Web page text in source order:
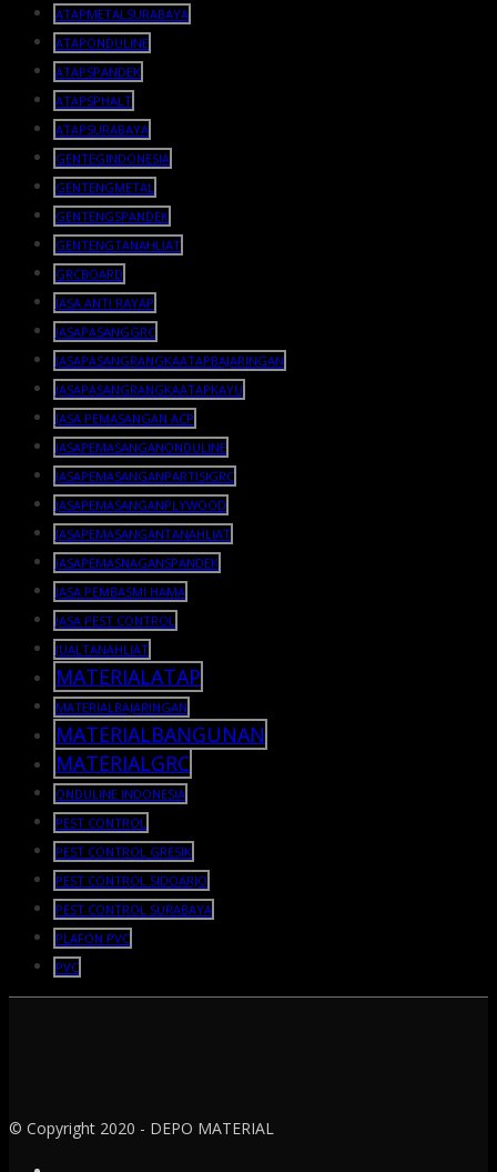
ATAPMETALSURABAYA
ATAPONDULINE
ATAPSPANDEK
ATAPSPHALT
ATAPSURABAYA
GENTEGINDONESIA
GENTENGMETAL
GENTENGSPANDEK
GENTENGTANAHLIAT
GRCBOARD
JASA ANTI RAYAP
JASAPASANGGRC
JASAPASANGRANGKAATAPBAJARINGAN
JASAPASANGRANGKAATAPKAYU
JASA PEMASANGAN ACP
JASAPEMASANGANONDULINE
JASAPEMASANGANPARTISIGRC
JASAPEMASANGANPLYWOOD
JASAPEMASANGANTANAHLIAT
JASAPEMASNAGANSPANDEK
JASA PEMBASMI HAMA
JASA PEST CONTROL
JUALTANAHLIAT
MATERIALATAP
MATERIALBAJARINGAN
MATERIALBANGUNAN
MATERIALGRC
ONDULINE INDONESIA
PEST CONTROL
PEST CONTROL GRESIK
PEST CONTROL SIDOARJO
PEST CONTROL SURABAYA
PLAFON PVC
PVC
© Copyright 2020 - DEPO MATERIAL